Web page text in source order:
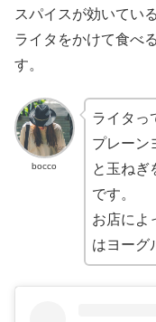
スパイスが効いてい
ライタをかけて食べ
す。
bocco
ライタっ
プレーン
と玉ねぎ
です。
お店によ
はヨーグ